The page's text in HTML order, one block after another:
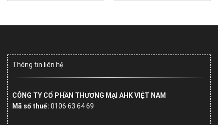
Thông tin liên hệ
CÔNG TY CỔ PHẦN THƯƠNG MẠI AHK VIỆT NAM
Mã số thuế: 0106 63 64 69